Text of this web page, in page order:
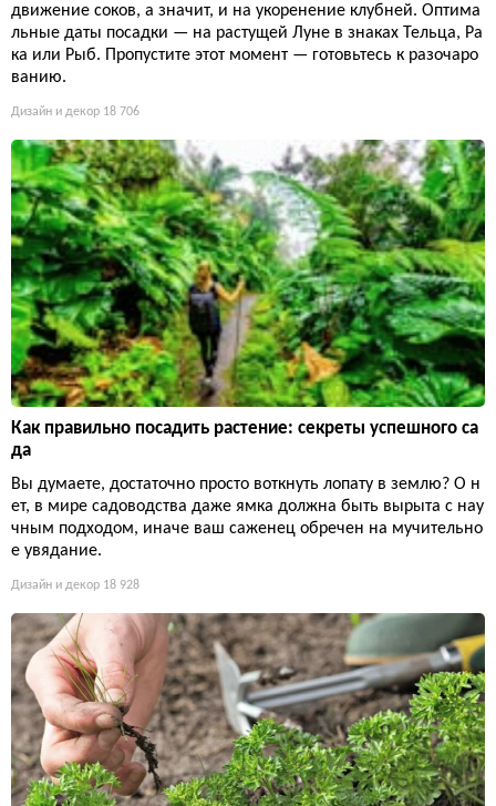
движение соков, а значит, и на укоренение клубней. Оптима
льные даты посадки — на растущей Луне в знаках Тельца, Ра
ка или Рыб. Пропустите этот момент — готовьтесь к разочаро
ванию.
Дизайн и декор 18 706
Как правильно посадить растение: секреты успешного са
да
Вы думаете, достаточно просто воткнуть лопату в землю? О н
ет, в мире садоводства даже ямка должна быть вырыта с нау
чным подходом, иначе ваш саженец обречен на мучительно
е увядание.
Дизайн и декор 18 928